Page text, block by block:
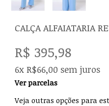
CALÇA ALFAIATARIA
R$ 395,98
6x R$66,00 sem juros
Ver parcelas
Veja outras opções para